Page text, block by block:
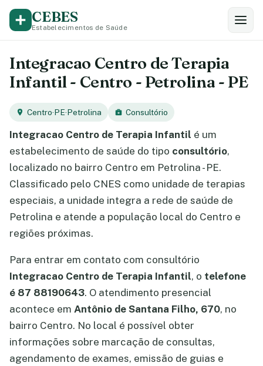
CEBES
Estabelecimentos de Saúde
Integracao Centro de Terapia
Infantil - Centro - Petrolina - PE
Centro·PE·Petrolina Consultório
Integracao Centro de Terapia Infantil é um
estabelecimento de saúde do tipo consultório,
localizado no bairro Centro em Petrolina - PE.
Classificado pelo CNES como unidade de terapias
especiais, a unidade integra a rede de saúde de
Petrolina e atende a população local do Centro e
regiões próximas.
Para entrar em contato com consultório
Integracao Centro de Terapia Infantil, o telefone
é 87 88190643. O atendimento presencial
acontece em Antônio de Santana Filho, 670, no
bairro Centro. No local é possível obter
informações sobre marcação de consultas,
agendamento de exames, emissão de guias e